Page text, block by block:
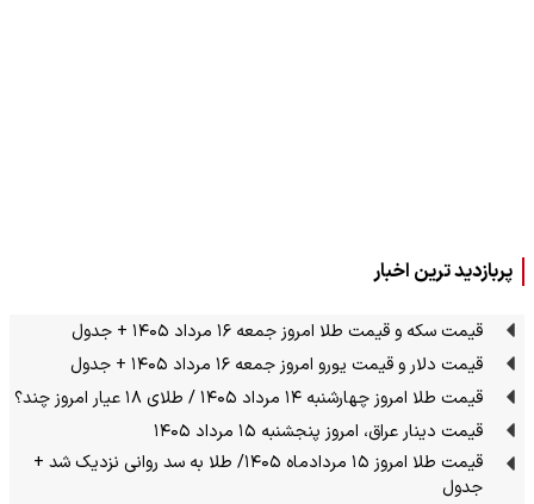
پربازدید ترین اخبار
قیمت سکه و قیمت طلا امروز جمعه ۱۶ مرداد ۱۴۰۵ + جدول
قیمت دلار و قیمت یورو امروز جمعه ۱۶ مرداد ۱۴۰۵ + جدول
قیمت طلا امروز چهارشنبه ۱۴ مرداد ۱۴۰۵ / طلای ۱۸ عیار امروز چند؟
قیمت دینار عراق، امروز پنجشنبه ۱۵ مرداد ۱۴۰۵
قیمت طلا امروز ۱۵ مردادماه ۱۴۰۵/ طلا به سد روانی نزدیک شد +
جدول